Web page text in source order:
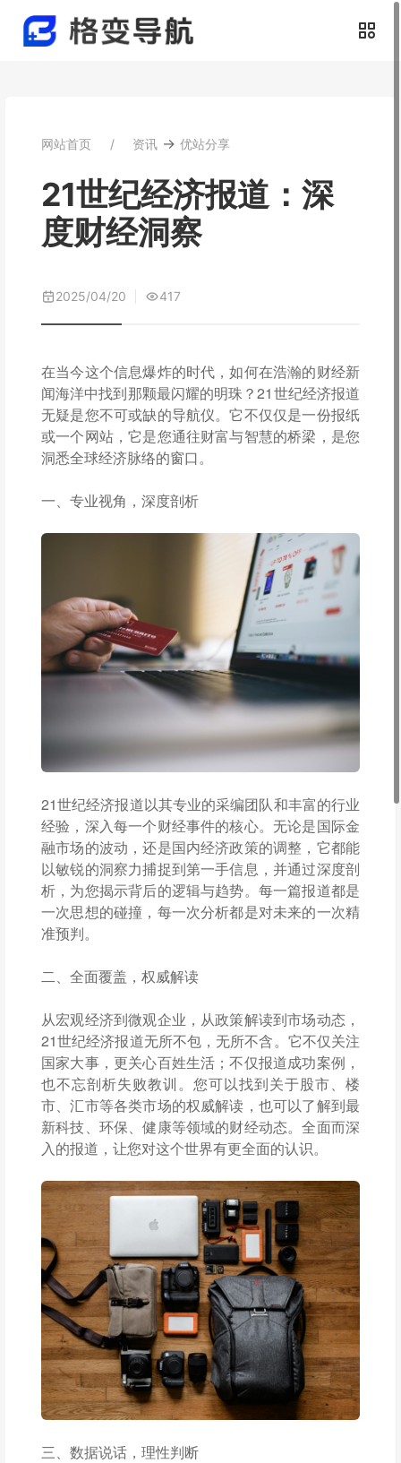
网站首页 资讯 → 优站分享
21世纪经济报道：深
度财经洞察
2025/04/20 417
在当今这个信息爆炸的时代，如何在浩瀚的财经新
闻海洋中找到那颗最闪耀的明珠？21世纪经济报道
无疑是您不可或缺的导航仪。它不仅仅是一份报纸
或一个网站，它是您通往财富与智慧的桥梁，是您
洞悉全球经济脉络的窗口。
一、专业视角，深度剖析
21世纪经济报道以其专业的采编团队和丰富的行业
经验，深入每一个财经事件的核心。无论是国际金
融市场的波动，还是国内经济政策的调整，它都能
以敏锐的洞察力捕捉到第一手信息，并通过深度剖
析，为您揭示背后的逻辑与趋势。每一篇报道都是
一次思想的碰撞，每一次分析都是对未来的一次精
准预判。
二、全面覆盖，权威解读
从宏观经济到微观企业，从政策解读到市场动态，
21世纪经济报道无所不包，无所不含。它不仅关注
国家大事，更关心百姓生活；不仅报道成功案例，
也不忘剖析失败教训。您可以找到关于股市、楼
市、汇市等各类市场的权威解读，也可以了解到最
新科技、环保、健康等领域的财经动态。全面而深
入的报道，让您对这个世界有更全面的认识。
三、数据说话，理性判断